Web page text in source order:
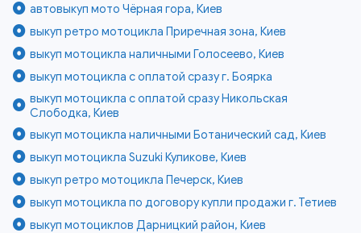
автовыкуп мото Чёрная гора, Киев
выкуп ретро мотоцикла Приречная зона, Киев
выкуп мотоцикла наличными Голосеево, Киев
выкуп мотоцикла с оплатой сразу г. Боярка
выкуп мотоцикла с оплатой сразу Никольская
Слободка, Киев
выкуп мотоцикла наличными Ботанический сад, Киев
выкуп мотоцикла Suzuki Куликове, Киев
выкуп ретро мотоцикла Печерск, Киев
выкуп мотоцикла по договору купли продажи г. Тетиев
выкуп мотоциклов Дарницкий район, Киев